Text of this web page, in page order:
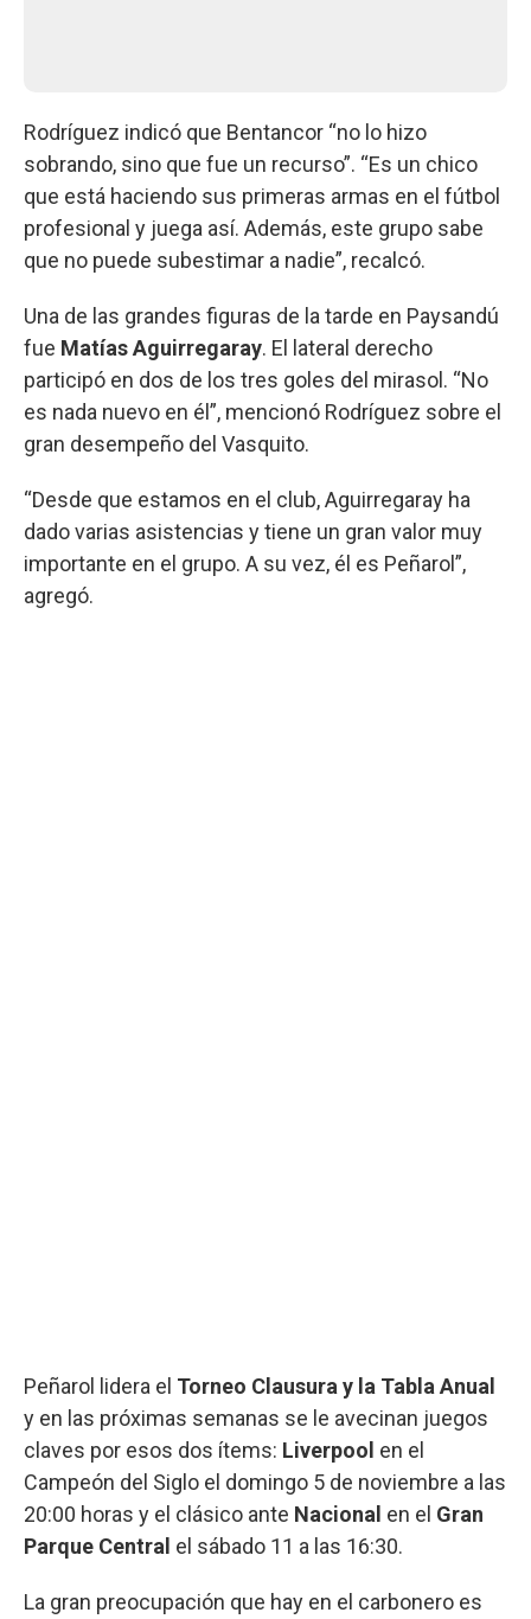
Rodríguez indicó que Bentancor “no lo hizo
sobrando, sino que fue un recurso”. “Es un chico
que está haciendo sus primeras armas en el fútbol
profesional y juega así. Además, este grupo sabe
que no puede subestimar a nadie”, recalcó.
Una de las grandes figuras de la tarde en Paysandú
fue Matías Aguirregaray. El lateral derecho
participó en dos de los tres goles del mirasol. “No
es nada nuevo en él”, mencionó Rodríguez sobre el
gran desempeño del Vasquito.
“Desde que estamos en el club, Aguirregaray ha
dado varias asistencias y tiene un gran valor muy
importante en el grupo. A su vez, él es Peñarol”,
agregó.
Peñarol lidera el Torneo Clausura y la Tabla Anual
y en las próximas semanas se le avecinan juegos
claves por esos dos ítems: Liverpool en el
Campeón del Siglo el domingo 5 de noviembre a las
20:00 horas y el clásico ante Nacional en el Gran
Parque Central el sábado 11 a las 16:30.
La gran preocupación que hay en el carbonero es